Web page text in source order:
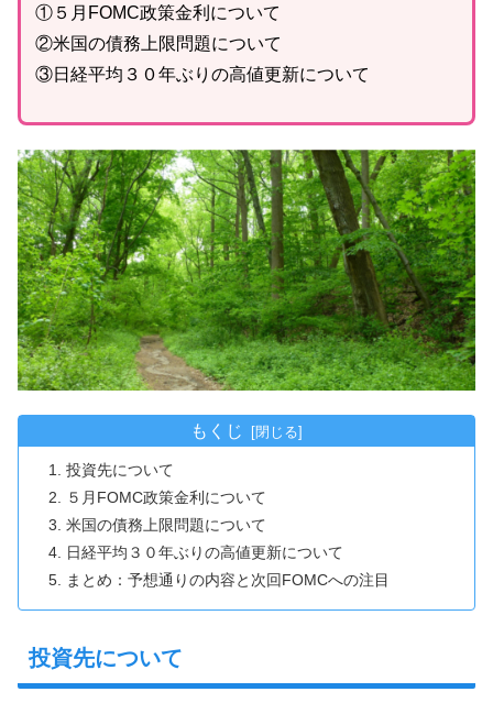
①５月FOMC政策金利について
②米国の債務上限問題について
③日経平均３０年ぶりの高値更新について
もくじ
投資先について
５月FOMC政策金利について
米国の債務上限問題について
日経平均３０年ぶりの高値更新について
まとめ：予想通りの内容と次回FOMCへの注目
投資先について